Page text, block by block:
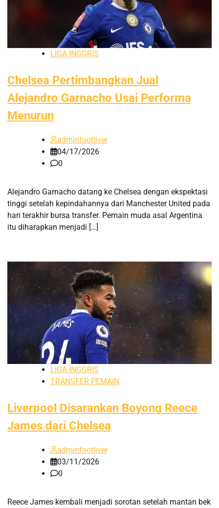
LIGA INGGRIS
Chelsea Pertimbangkan Jual
Alejandro Garnacho Usai Performa
Menurun
adminfootliver
04/17/2026
0
Alejandro Garnacho datang ke Chelsea dengan ekspektasi
tinggi setelah kepindahannya dari Manchester United pada
hari terakhir bursa transfer. Pemain muda asal Argentina
itu diharapkan menjadi […]
LIGA INGGRIS
TRANSFER PEMAIN
Liverpool Disarankan Boyong Reece
James dari Chelsea
adminfootliver
03/11/2026
0
Reece James kembali menjadi sorotan setelah mantan bek